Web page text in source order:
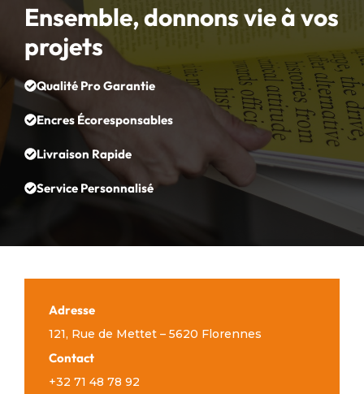
Ensemble, donnons vie à vos
projets
Qualité Pro Garantie
Encres Écoresponsables
Livraison Rapide
Service Personnalisé
Adresse
121, Rue de Mettet – 5620 Florennes
Contact
+32 71 48 78 92